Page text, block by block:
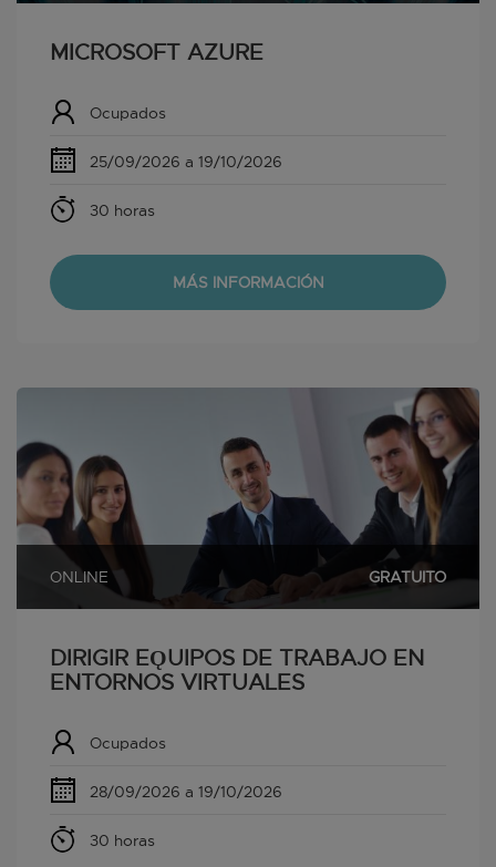
MICROSOFT AZURE
Ocupados
25/09/2026 a 19/10/2026
30 horas
MÁS INFORMACIÓN
ONLINE GRATUITO
DIRIGIR EǪUIPOS DE TRABAJO EN
ENTORNOS VIRTUALES
Ocupados
28/09/2026 a 19/10/2026
30 horas